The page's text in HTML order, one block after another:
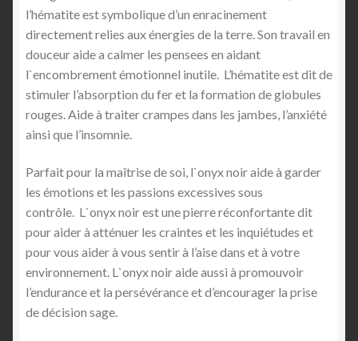
l’hématite est symbolique d’un enracinement
directement relies aux énergies de la terre. Son travail en
douceur aide a calmer les pensees en aidant
l`encombrement émotionnel inutile. L’hématite est dit de
stimuler l’absorption du fer et la formation de globules
rouges. Aide à traiter crampes dans les jambes, l’anxiété
ainsi que l’insomnie.
Parfait pour la maîtrise de soi, l`onyx noir aide à garder
les émotions et les passions excessives sous
contrôle. L`onyx noir est une pierre réconfortante dit
pour aider à atténuer les craintes et les inquiétudes et
pour vous aider à vous sentir à l’aise dans et à votre
environnement. L`onyx noir aide aussi à promouvoir
l’endurance et la persévérance et d’encourager la prise
de décision sage.